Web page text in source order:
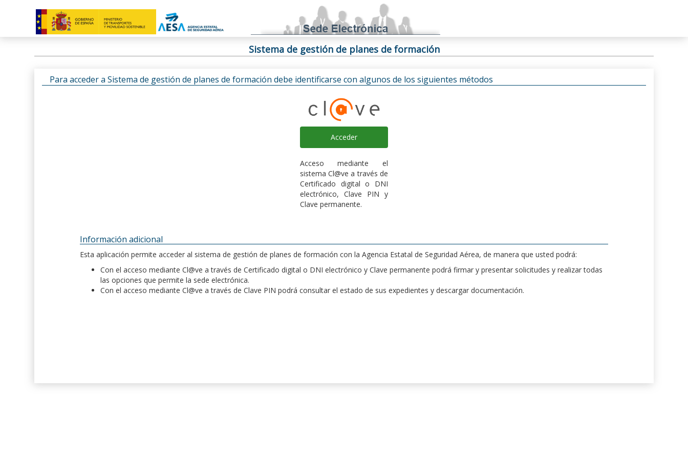
Sistema de gestión de planes de formación
Para acceder a Sistema de gestión de planes de formación debe identificarse con algunos de los siguientes métodos
Acceder
Acceso mediante el
sistema Cl@ve a través de
Certificado digital o DNI
electrónico, Clave PIN y
Clave permanente.
Información adicional
Esta aplicación permite acceder al sistema de gestión de planes de formación con la Agencia Estatal de Seguridad Aérea, de manera que usted podrá:
Con el acceso mediante Cl@ve a través de Certificado digital o DNI electrónico y Clave permanente podrá firmar y presentar solicitudes y realizar todas
las opciones que permite la sede electrónica.
Con el acceso mediante Cl@ve a través de Clave PIN podrá consultar el estado de sus expedientes y descargar documentación.